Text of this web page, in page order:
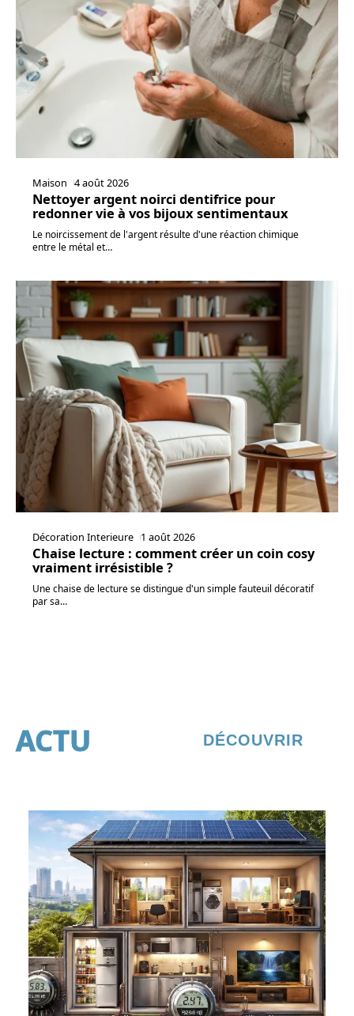
Maison 4 août 2026
Nettoyer argent noirci dentifrice pour
redonner vie à vos bijoux sentimentaux
Le noircissement de l'argent résulte d'une réaction chimique
entre le métal et…
Décoration Interieure 1 août 2026
Chaise lecture : comment créer un coin cosy
vraiment irrésistible ?
Une chaise de lecture se distingue d'un simple fauteuil décoratif
par sa…
ACTU DÉCOUVRIR